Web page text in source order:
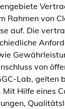
Rahmen von
auf. Die
von
Lab, gelten
Hilfe eines